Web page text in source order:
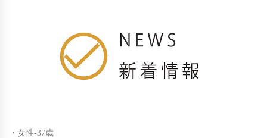
・女性-37歳